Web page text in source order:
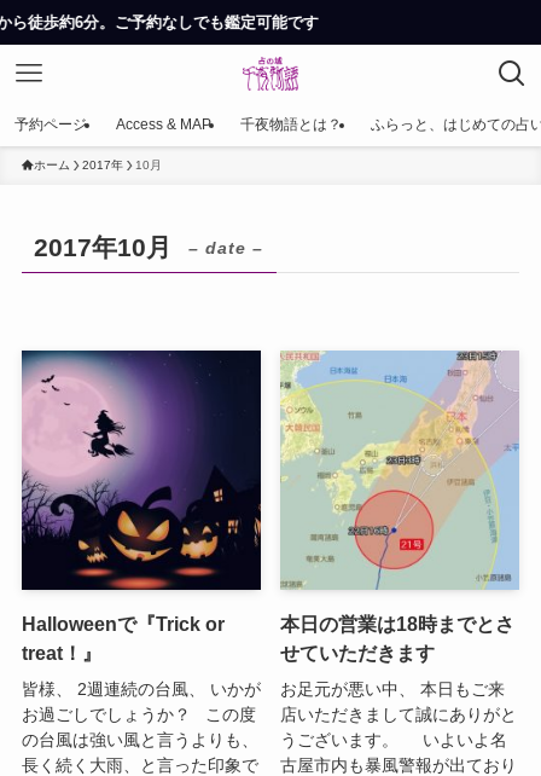
徒歩約6分。ご予約なしでも鑑定可能です
予約ページ Access & MAP 千夜物語とは？ ふらっと、はじめての占
ホーム 2017年 10月
2017年10月 – date –
Halloweenで『Trick or
treat！』
皆様、 2週連続の台風、 いかが
お過ごしでしょうか？ この度
の台風は強い風と言うよりも、
長く続く大雨、と言った印象で
本日の営業は18時までとさ
せていただきます
お足元が悪い中、 本日もご来
店いただきまして誠にありがと
うございます。 いよいよ名
古屋市内も暴風警報が出ており